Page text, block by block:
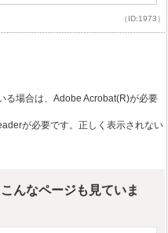
（ID:1973）
る場合は、Adobe Acrobat(R)が必要
が必要です。正しく表示されない
んなページも見ていま